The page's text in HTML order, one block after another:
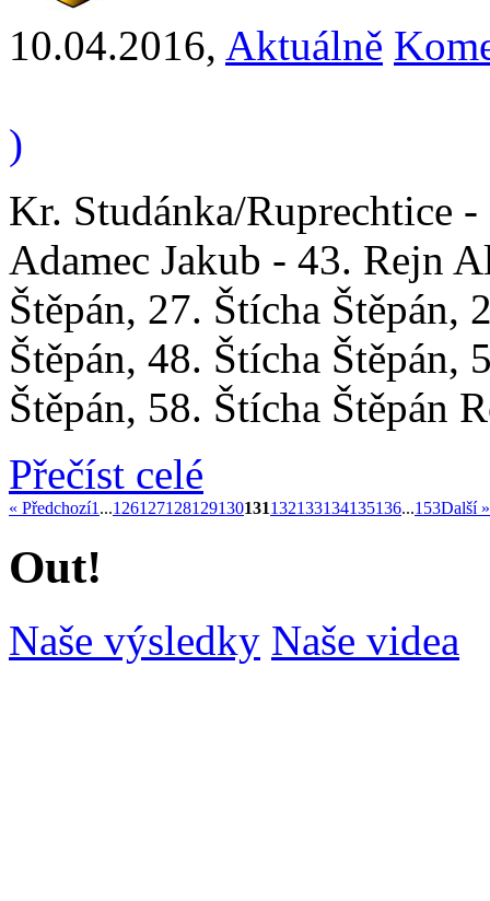
10.04.2016, Aktuálně
)
Kr. Studánka/Ruprechtice
Adamec Jakub - 43. Rejn
Štěpán, 27. Štícha Štěpán,
Štěpán, 48. Štícha Štěpán,
Štěpán, 58. Štícha Štěpán
Přečíst celé
« Předchozí1 ...126127128129130131132133134135136...153Další »
Out!
Naše výsledky Naše videa